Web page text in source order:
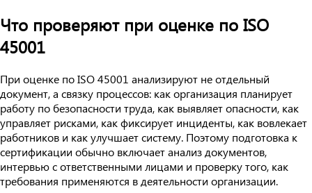
Что проверяют при оценке по ISO
45001
При оценке по ISO 45001 анализируют не отдельный
документ, а связку процессов: как организация планирует
работу по безопасности труда, как выявляет опасности, как
управляет рисками, как фиксирует инциденты, как вовлекает
работников и как улучшает систему. Поэтому подготовка к
сертификации обычно включает анализ документов,
интервью с ответственными лицами и проверку того, как
требования применяются в деятельности организации.